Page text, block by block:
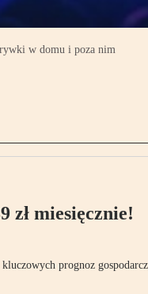
w domu i poza nim
zł miesięcznie!
prognoz